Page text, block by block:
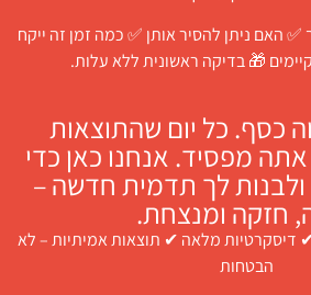
✅ האם ניתן להסיר אותן ✅ כמה זמן זה ייקח
🎁 בדיקה ראשונית ללא עלות.
כסף. כל יום שהתוצאות
מפסיד. אנחנו כאן כדי
לך תדמית חדשה –
חזקה ומנצחת.
דיסקרטיות מלאה ✔ תוצאות אמיתיות – לא
הבטחות